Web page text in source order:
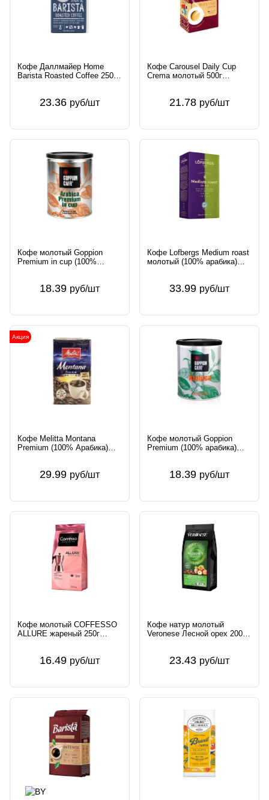
Кофе Даллмайер Home
Barista Roasted Coffee 250г
Германия Далмаер
23.36 руб/шт
Кофе Carousel Daily Cup
Crema молотый 500г
21.78 руб/шт
Кофе молотый Goppion
Premium in cup (100%
18.39 руб/шт
Кофе Lofbergs Medium roast
молотый (100% арабика)
33.99 руб/шт
Акция
Кофе Melitta Montana
Premium (100% Арабика)
29.99 руб/шт
Кофе молотый Goppion
Premium (100% арабика)
18.39 руб/шт
Кофе молотый COFFESSO
ALLURE жареный 250г
16.49 руб/шт
Кофе натур молотый
Veronese Лесной орех 200г
23.43 руб/шт